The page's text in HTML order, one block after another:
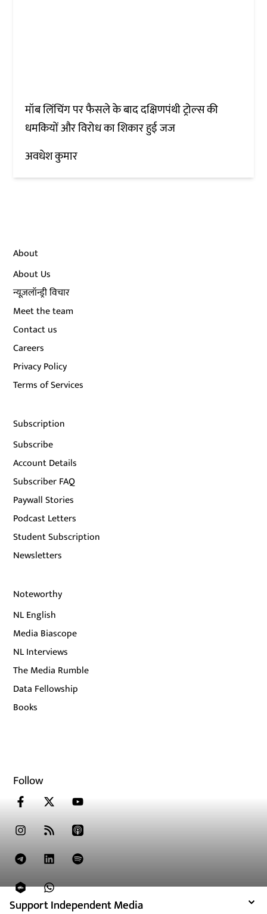
Support Independent Media
Support Independent Media
मॉब लिंचिंग पर फैसले के बाद दक्षिणपंथी ट्रोल्स की
धमकियों और विरोध का शिकार हुई जज
अवधेश कुमार
About
About Us
न्यूज़लॉन्ड्री विचार
Meet the team
Contact us
Careers
Privacy Policy
Terms of Services
Subscription
Subscribe
Account Details
Subscriber FAQ
Paywall Stories
Podcast Letters
Student Subscription
Newsletters
Noteworthy
NL English
Media Biascope
NL Interviews
The Media Rumble
Data Fellowship
Books
Follow